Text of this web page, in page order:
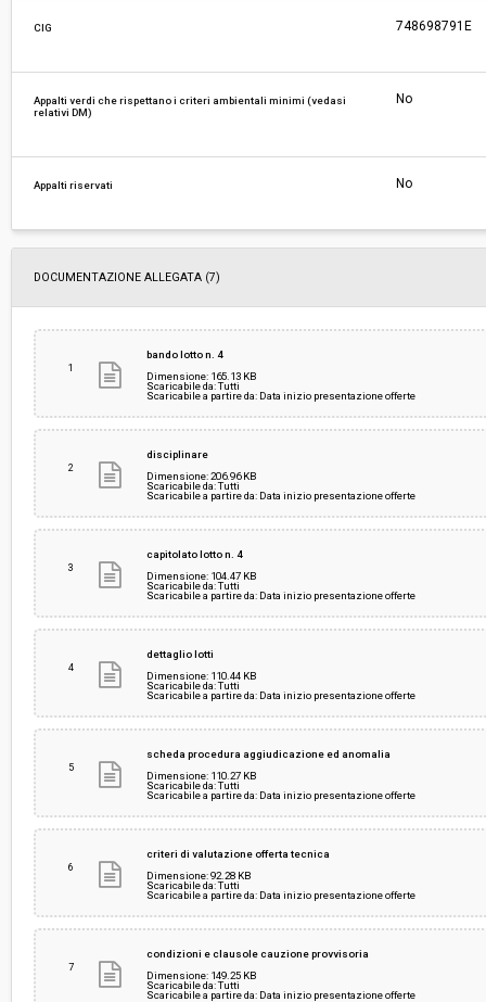
CIG 748698791E
Appalti verdi che rispettano i criteri ambientali minimi (vedasi
relativi DM)
No
Appalti riservati No
DOCUMENTAZIONE ALLEGATA (7)
1
bando lotto n. 4
Dimensione: 165.13 KB
Scaricabile da: Tutti
Scaricabile a partire da: Data inizio presentazione offerte
2
disciplinare
Dimensione: 206.96 KB
Scaricabile da: Tutti
Scaricabile a partire da: Data inizio presentazione offerte
3
capitolato lotto n. 4
Dimensione: 104.47 KB
Scaricabile da: Tutti
Scaricabile a partire da: Data inizio presentazione offerte
4
dettaglio lotti
Dimensione: 110.44 KB
Scaricabile da: Tutti
Scaricabile a partire da: Data inizio presentazione offerte
5
scheda procedura aggiudicazione ed anomalia
Dimensione: 110.27 KB
Scaricabile da: Tutti
Scaricabile a partire da: Data inizio presentazione offerte
6
criteri di valutazione offerta tecnica
Dimensione: 92.28 KB
Scaricabile da: Tutti
Scaricabile a partire da: Data inizio presentazione offerte
7
condizioni e clausole cauzione provvisoria
Dimensione: 149.25 KB
Scaricabile da: Tutti
Scaricabile a partire da: Data inizio presentazione offerte